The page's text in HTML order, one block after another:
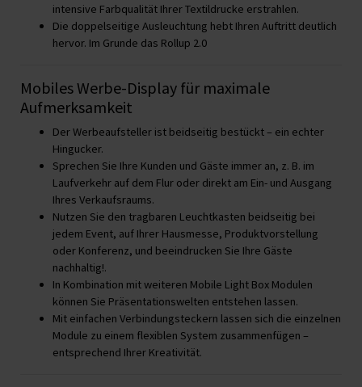
intensive Farbqualität Ihrer Textildrucke erstrahlen.
Die doppelseitige Ausleuchtung hebt Ihren Auftritt deutlich
hervor. Im Grunde das Rollup 2.0
Mobiles Werbe-Display für maximale
Aufmerksamkeit
Der Werbeaufsteller ist beidseitig bestückt – ein echter
Hingucker.
Sprechen Sie Ihre Kunden und Gäste immer an, z. B. im
Laufverkehr auf dem Flur oder direkt am Ein- und Ausgang
Ihres Verkaufsraums.
Nutzen Sie den tragbaren Leuchtkasten beidseitig bei
jedem Event, auf Ihrer Hausmesse, Produktvorstellung
oder Konferenz, und beeindrucken Sie Ihre Gäste
nachhaltig!.
In Kombination mit weiteren Mobile Light Box Modulen
können Sie Präsentationswelten entstehen lassen.
Mit einfachen Verbindungsteckern lassen sich die einzelnen
Module zu einem flexiblen System zusammenfügen –
entsprechend Ihrer Kreativität.